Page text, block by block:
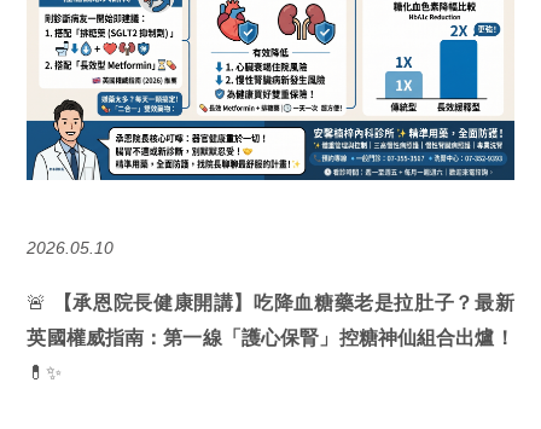
2026.05.10
🚨
【承恩院長健康開講】吃降血糖藥老是拉肚子？最新
英國權威指南：第一線「護心保腎」控糖神仙組合出爐！
💊✨